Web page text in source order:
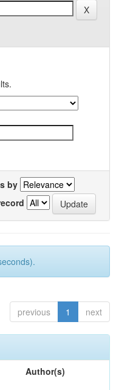
by
previous 1 next
Author(s)